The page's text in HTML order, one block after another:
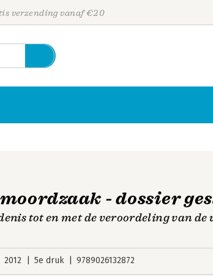
verzending vanaf €20
- dossier
tot en met de veroordeling van
2012 5e druk 9789026132872
Personen